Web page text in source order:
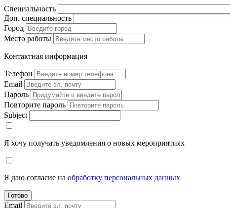
Специальность
Доп. специальность
Город
Место работы
Контактная информация
Телефон
Email
Пароль
Повторите пароль
Subject
Я хочу получать уведомления о новых мероприятиях
Я даю согласие на обработку персональных данных
Готово
Email